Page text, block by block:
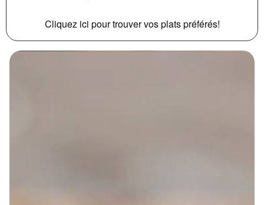
Cliquez ici pour trouver vos plats préférés!